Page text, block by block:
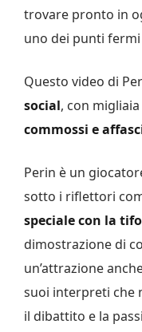
trovare pronto in
uno dei punti
Questo video di
social, con
commossi e
Perin è un
sotto i riflettori
speciale con la
dimostrazione di
un’attrazione
suoi interpreti che
il dibattito e la